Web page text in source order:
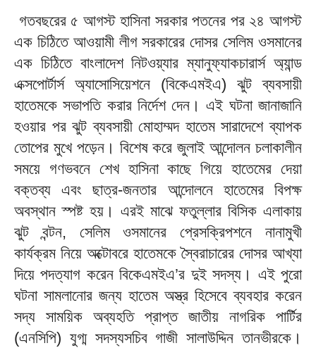
আর্কাইভ
গতবছরের ৫ আগস্ট হাসিনা সরকার পতনের পর ২৪ আগস্ট
এক চিঠিতে আওয়ামী লীগ সরকারের দোসর সেলিম ওসমানের
এক চিঠিতে বাংলাদেশ নিটওয়্যার ম্যানুফ্যাকচারার্স অ্যান্ড
এক্সপোর্টার্স অ্যাসোসিয়েশনে (বিকেএমইএ) ঝুট ব্যবসায়ী
হাতেমকে সভাপতি করার নির্দেশ দেন। এই ঘটনা জানাজানি
হওয়ার পর ঝুট ব্যবসায়ী মোহাম্মদ হাতেম সারাদেশে ব্যাপক
তোপের মুখে পড়েন। বিশেষ করে জুলাই আন্দোলন চলাকালীন
সময়ে গণভবনে শেখ হাসিনা কাছে গিয়ে হাতেমের দেয়া
বক্তব্য এবং ছাত্র-জনতার আন্দোলনে হাতেমের বিপক্ষ
অবস্থান স্পষ্ট হয়। এরই মাঝে ফতুল্লার বিসিক এলাকায়
ঝুট বন্টন, সেলিম ওসমানের প্রেসক্রিপশনে নানামুখী
কার্যক্রম নিয়ে অক্টোবরে হাতেমকে স্বৈরাচারের দোসর আখ্যা
দিয়ে পদত্যাগ করেন বিকেএমইএ’র দুই সদস্য। এই পুরো
ঘটনা সামলানোর জন্য হাতেম অস্ত্র হিসেবে ব্যবহার করেন
সদ্য সাময়িক অব্যহতি প্রাপ্ত জাতীয় নাগরিক পার্টির
(এনসিপি) যুগ্ম সদস্যসচিব গাজী সালাউদ্দিন তানভীরকে।